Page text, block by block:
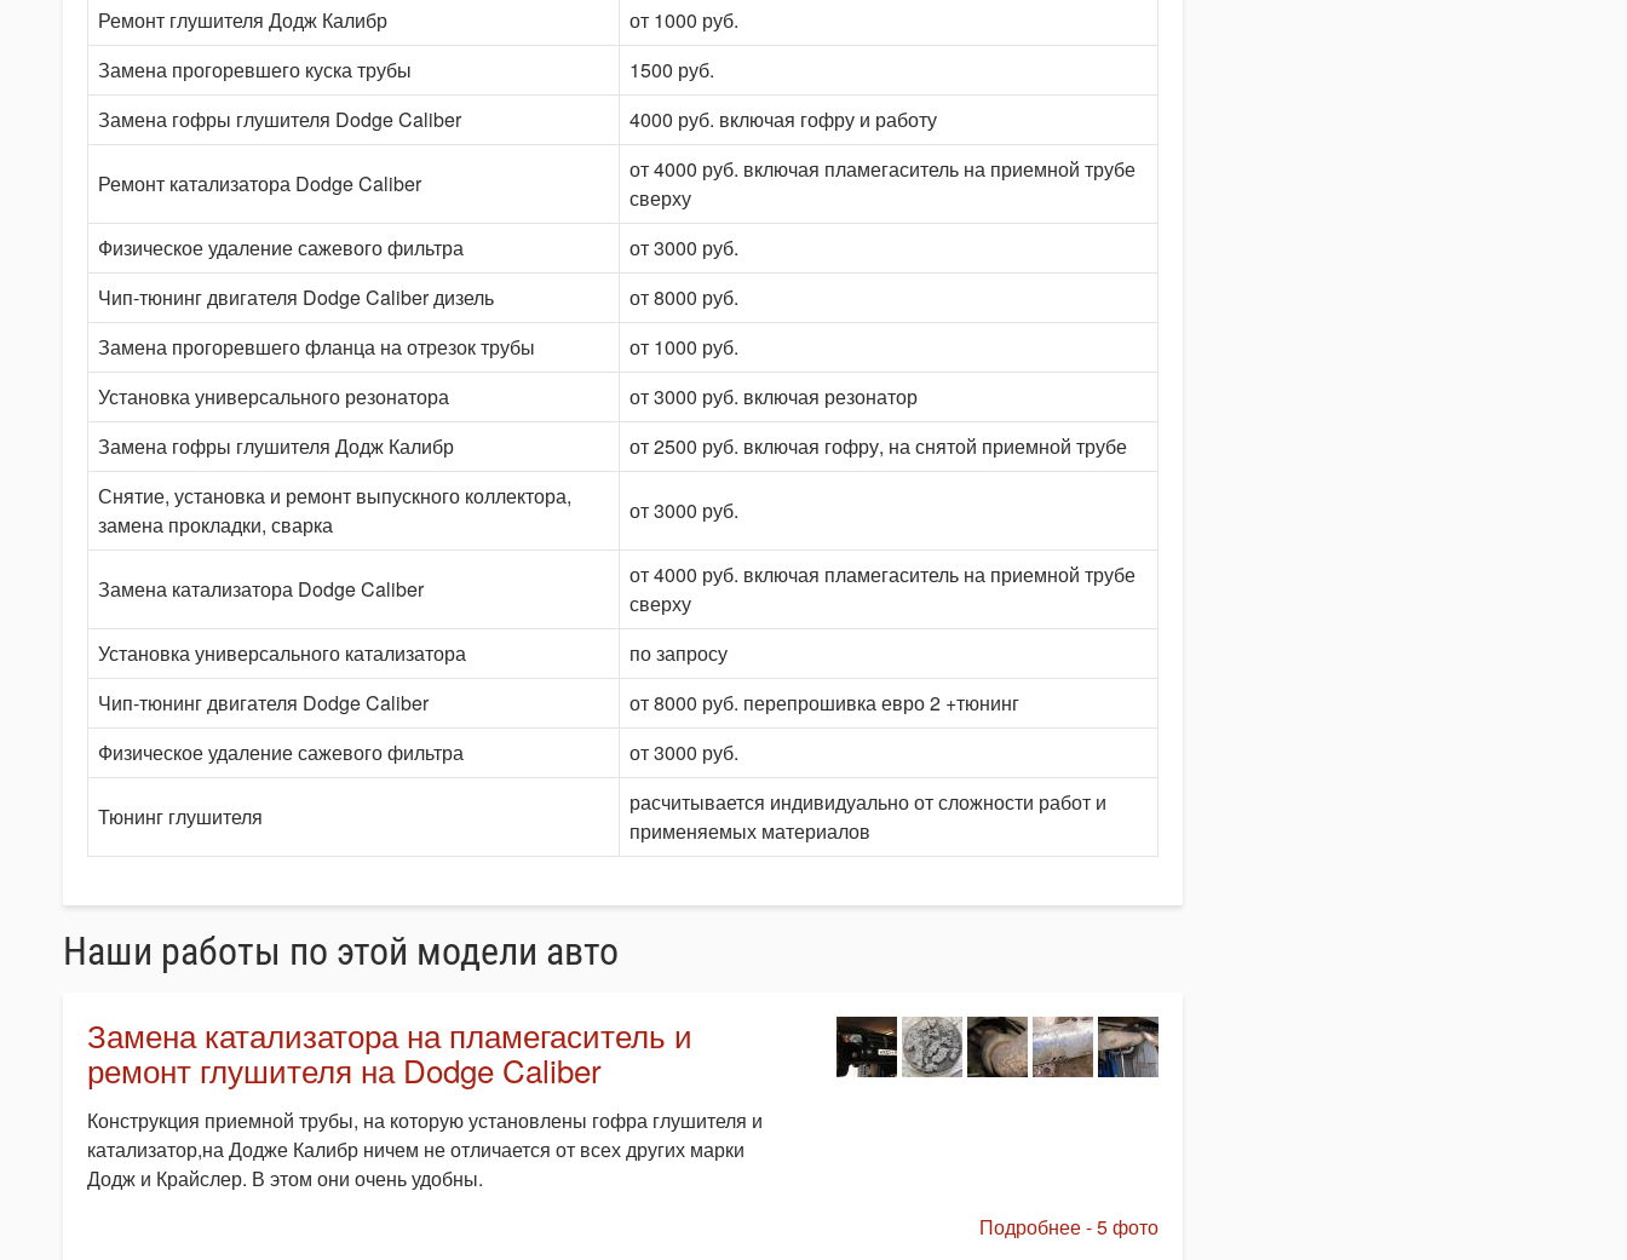
Ремонт глушителя Додж Калибр
от 1000 руб.
Замена прогоревшего куска трубы
1500 руб.
Замена гофры глушителя Dodge Caliber
4000 руб. включая гофру и работу
Ремонт катализатора Dodge Caliber
от 4000 руб. включая пламегаситель на приемной трубе
сверху
Физическое удаление сажевого фильтра
от 3000 руб.
Чип-тюнинг двигателя Dodge Caliber дизель
от 8000 руб.
Замена прогоревшего фланца на отрезок трубы
от 1000 руб.
Установка универсального резонатора
от 3000 руб. включая резонатор
Замена гофры глушителя Додж Калибр
от 2500 руб. включая гофру, на снятой приемной трубе
Снятие, установка и ремонт выпускного коллектора,
замена прокладки, сварка
от 3000 руб.
Замена катализатора Dodge Caliber
от 4000 руб. включая пламегаситель на приемной трубе
сверху
Установка универсального катализатора
по запросу
Чип-тюнинг двигателя Dodge Caliber
от 8000 руб. перепрошивка евро 2 +тюнинг
Физическое удаление сажевого фильтра
от 3000 руб.
Тюнинг глушителя
расчитывается индивидуально от сложности работ и
применяемых материалов
Наши работы по этой модели авто
Замена катализатора на пламегаситель и
ремонт глушителя на Dodge Caliber
Конструкция приемной трубы, на которую установлены гофра глушителя и
катализатор,на Додже Калибр ничем не отличается от всех других марки
Додж и Крайслер. В этом они очень удобны.
Подробнее - 5 фото